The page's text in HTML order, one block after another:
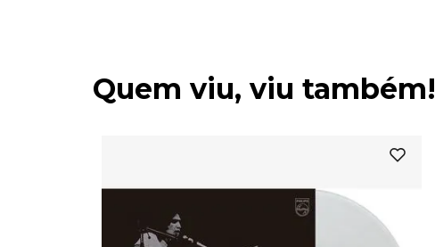
Quem viu, viu também!